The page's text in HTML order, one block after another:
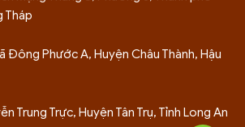
Tháp
Đông Phước A, Huyện Châu Thành, Hậu
Trung Trực, Huyện Tân Trụ, Tỉnh Long An